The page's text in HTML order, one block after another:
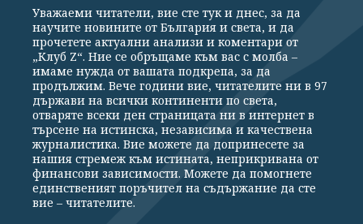
Общи условия
Политика за поверителност
Реклама
Партньори Контакти
За Клуб Z
Екип
Подкрепете ни
Издател на www.clubz.bg е „Клуб Зебра Медия“ ЕООД, София, ул. "Алеко
Константинов" 3. Всички права запазени 2026 „Клуб Зебра Медия“
Уважаеми читатели, вие сте тук и днес, за да
научите новините от България и света, и да
прочетете актуални анализи и коментари от
„Клуб Z“. Ние се обръщаме към вас с молба –
имаме нужда от вашата подкрепа, за да
продължим. Вече години вие, читателите ни в 97
държави на всички континенти по света,
отваряте всеки ден страницата ни в интернет в
търсене на истинска, независима и качествена
журналистика. Вие можете да допринесете за
нашия стремеж към истината, неприкривана от
финансови зависимости. Можете да помогнете
единственият поръчител на съдържание да сте
вие – читателите.